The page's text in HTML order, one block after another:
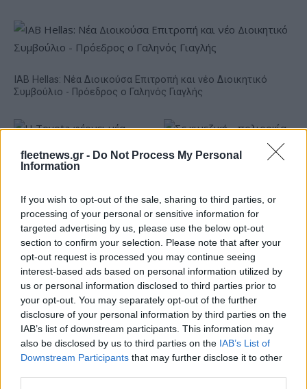
fleetnews.gr - Do Not Process My Personal
Information
If you wish to opt-out of the sale, sharing to third parties, or
processing of your personal or sensitive information for
targeted advertising by us, please use the below opt-out
section to confirm your selection. Please note that after your
opt-out request is processed you may continue seeing
interest-based ads based on personal information utilized by
us or personal information disclosed to third parties prior to
your opt-out. You may separately opt-out of the further
disclosure of your personal information by third parties on the
IAB’s list of downstream participants. This information may
also be disclosed by us to third parties on the IAB’s List of
Downstream Participants that may further disclose it to other
IAB Hellas: Νέα Διοικούσα Επιτροπή και νέο Διοικητικό
Συμβούλιο - Πρόεδρος ο Γαληνός Γιαγλής
Η Toyota φέρνει νέα γενιά
μπαταριών για τα υβριδικά
της
Σε κινεζική… πολιορκία η
ευρωπαϊκή
αυτοκινητοβιομηχανία
Νέο Audi A2 e-tron με στόχο την κορυφή της
αποδοτικότητας